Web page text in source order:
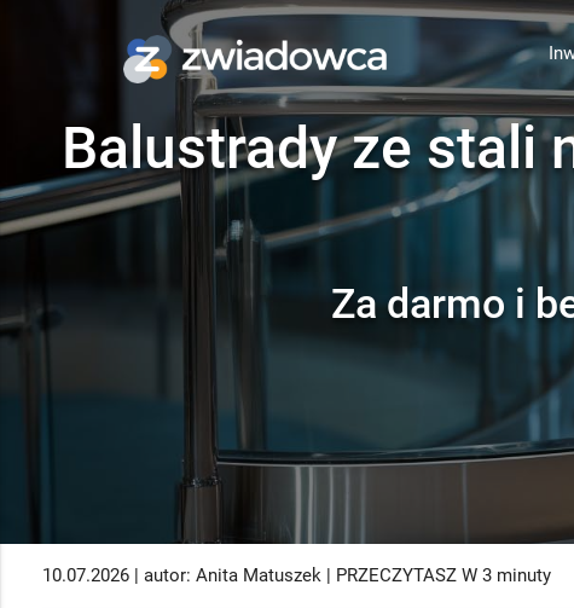
Balustrady ze stali
Za darmo i
10.07.2026 | autor: Anita Matuszek | PRZECZYTASZ W 3 minuty